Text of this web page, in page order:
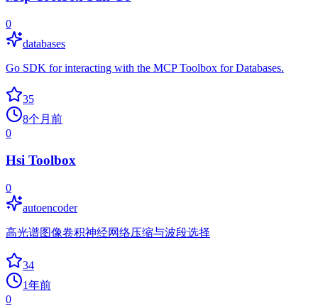
0
databases
Go SDK for interacting with the MCP Toolbox for Databases.
35
8个月前
0
Hsi Toolbox
0
autoencoder
高光谱图像卷积神经网络压缩与波段选择
34
1年前
0